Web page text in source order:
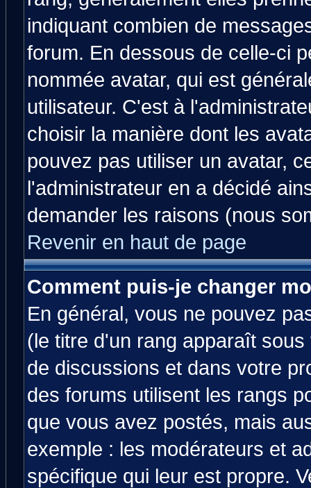
indiquant combien de
forum. En dessous de celle-ci
nommée avatar, qui est
utilisateur. C'est à
choisir la manière dont les
pouvez pas utiliser un avatar,
l'administrateur en a décidé
demander les raisons (nous
Revenir en haut de page
Comment puis-je changer
En général, vous ne pouvez
(le titre d'un rang apparaît
de discussions et dans votre
des forums utilisent les rangs
que vous avez postés, mais
exemple : les modérateurs et
spécifique qui leur est propre.